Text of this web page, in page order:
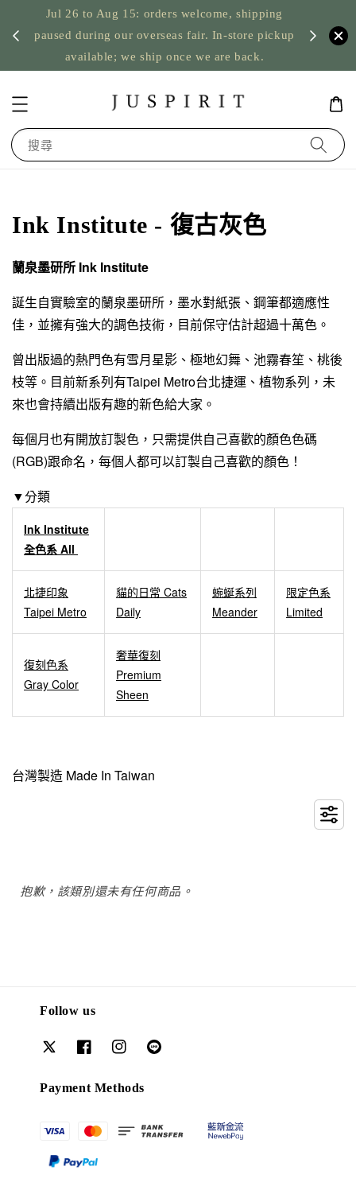
Jul 26 to Aug 15: orders welcome, shipping
paused during our overseas fair. In-store pickup
available; we ship once we are back.
US
搜尋
Ink Institute - 復古灰色
蘭泉墨研所 Ink Institute
誕生自實驗室的蘭泉墨研所，墨水對紙張、鋼筆都適應性
佳，並擁有強大的調色技術，目前保守估計超過十萬色。
曾出版過的熱門色有雪月星影、極地幻舞、池霧春笙、桃後
枝等。目前新系列有Taipei Metro台北捷運、植物系列，未
來也會持續出版有趣的新色給大家。
每個月也有開放訂製色，只需提供自己喜歡的顏色色碼
(RGB)跟命名，每個人都可以訂製自己喜歡的顏色！
Ink Institute
全色系 All
北捷印象
Taipei Metro
貓的日常 Cats
Daily
蜿蜒系列
Meander
限定色系
Limited
復刻色系
Gray Color
奢華復刻
Premium
Sheen
▼分類
台灣製造 Made In Taiwan
抱歉，該類別還未有任何商品。
Follow us
Payment Methods